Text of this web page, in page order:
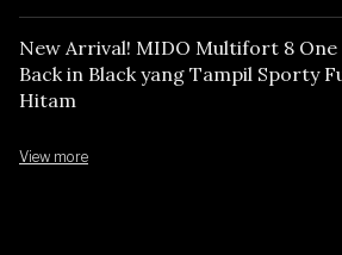
New Arrival! MIDO Multifort 8 One
Back in Black yang Tampil Sporty
Hitam
View more